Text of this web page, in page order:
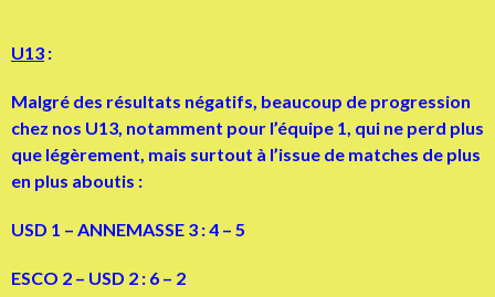
U13 :
Malgré des résultats négatifs, beaucoup de progression
chez nos U13, notamment pour l’équipe 1, qui ne perd plus
que légèrement, mais surtout à l’issue de matches de plus
en plus aboutis :
USD 1 – ANNEMASSE 3 : 4 – 5
ESCO 2 – USD 2 : 6 – 2